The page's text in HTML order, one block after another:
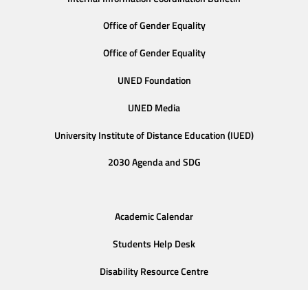
Office of Gender Equality
Office of Gender Equality
UNED Foundation
UNED Media
University Institute of Distance Education (IUED)
2030 Agenda and SDG
Academic Calendar
Students Help Desk
Disability Resource Centre